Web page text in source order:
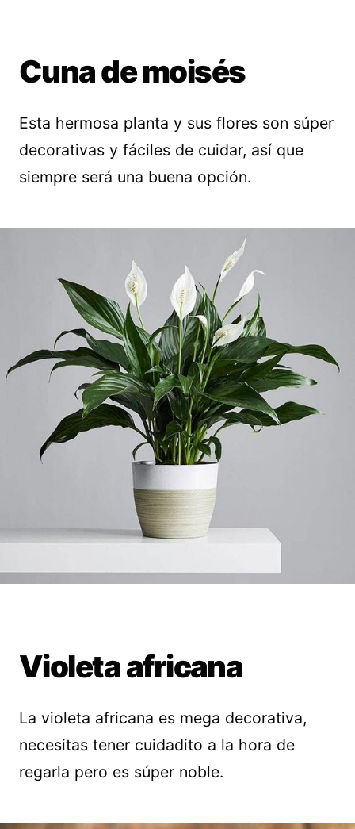
Cuna de moisés
Esta hermosa planta y sus flores son súper
decorativas y fáciles de cuidar, así que
siempre será una buena opción.
Violeta africana
La violeta africana es mega decorativa,
necesitas tener cuidadito a la hora de
regarla pero es súper noble.